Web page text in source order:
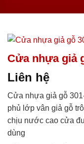
Cửa nhựa giả
Liên hệ
Cửa nhựa giả gỗ
phủ lớp vân giả gỗ
chịu nước cao cửa
dùng